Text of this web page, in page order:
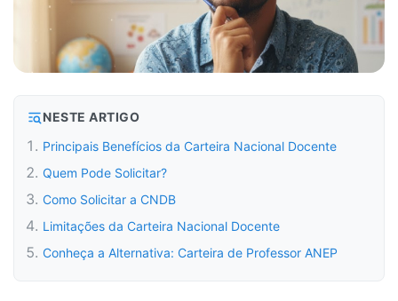
NESTE ARTIGO
Principais Benefícios da Carteira Nacional Docente
Quem Pode Solicitar?
Como Solicitar a CNDB
Limitações da Carteira Nacional Docente
Conheça a Alternativa: Carteira de Professor ANEP